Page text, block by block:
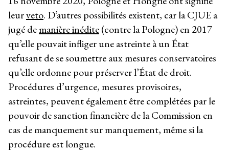
leurveto. D’autres possibilités existent, car la CJUE a
jugé demanière inédite(contre la Pologne) en 2017
qu’elle pouvait infliger une astreinte à un État
refusant de se soumettre aux mesures conservatoires
qu’elle ordonne pour préserver l’État de droit.
Procédures d’urgence, mesures provisoires,
astreintes, peuvent également être complétées par le
pouvoir de sanction financière de la Commission en
cas de manquement sur manquement, même si la
procédure est longue.